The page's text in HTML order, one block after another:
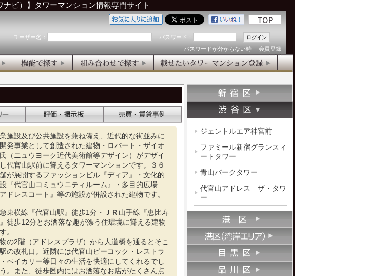
ビ）】タワーマンション情報専門サイト
ユーザー名：
パスワード：
パスワードが分からない時
会員登録
施設及び公共施設を兼ね備え、近代的な街並みに
発事業として創造された建物・ロバート・ザイオ
（ニュウヨーク近代美術館等デザイン）がデザイ
代官山駅前に聳えるタワーマンションです。３６
が展開するファッションビル『ディア』・文化的
『代官山コミュウニティルーム』・多目的広場
アドレスコート』等の施設が併設された建物です。
東横線『代官山駅』徒歩1分・ＪＲ山手線『恵比寿
徒歩12分とお洒落な趣が漂う住環境に聳える建物
。
の2階（アドレスプラザ）から人道橋を通るとそこ
の改札口。近隣には代官山ピーコック・レストラ
ペイカリー等日々の生活を快適にしてくれるでし
う。また、徒歩圏内にはお洒落なお店がたくさん点
ジェントルエア神宮前
ファミール新宿グランスィ
ートタワー
青山パークタワー
代官山アドレス ザ・タワ
ー